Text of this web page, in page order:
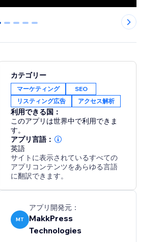
1 2 3 4
カテゴリー
マーケティング
SEO
リスティング広告
アクセス解析
利用できる国：
このアプリは世界中で利用できま
す。
アプリ言語：
英語
サイトに表示されているすべての
アプリコンテンツをあらゆる言語
に翻訳できます。
MT
アプリ開発元：
MakkPress
Technologies